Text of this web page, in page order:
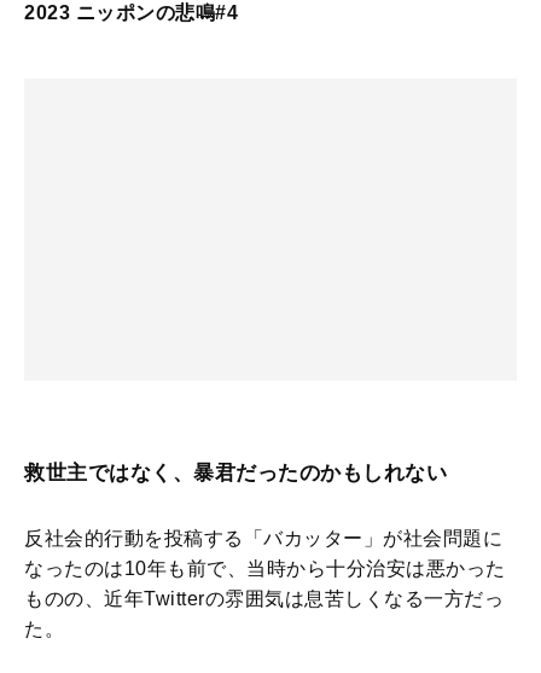
2023 ニッポンの悲鳴#4
救世主ではなく、暴君だったのかもしれない
反社会的行動を投稿する「バカッター」が社会問題に
なったのは10年も前で、当時から十分治安は悪かった
ものの、近年Twitterの雰囲気は息苦しくなる一方だっ
た。